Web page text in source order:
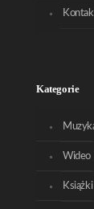
Kategorie
Wideo
Książki